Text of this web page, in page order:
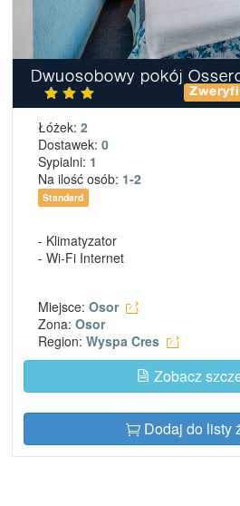
Dwuosobowy pokój
Łóżek: 2
Dostawek: 0
Sypialni: 1
Na ilość osób: 1-2
Standard
- Klimatyzator
- Wi-Fi Internet
Miejsce: Osor
Zona: Osor
Region: Wyspa Cres
Zobacz
Dodaj do listy